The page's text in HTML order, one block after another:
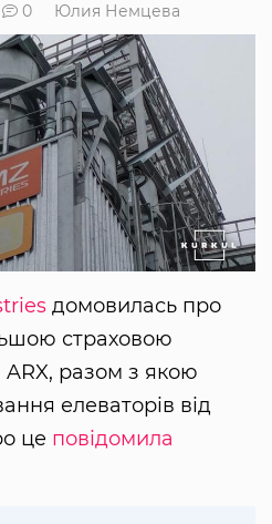
0 Юлия Немцева
домовилась про
страховою
ARX, разом з якою
елеваторів від
це повідомила